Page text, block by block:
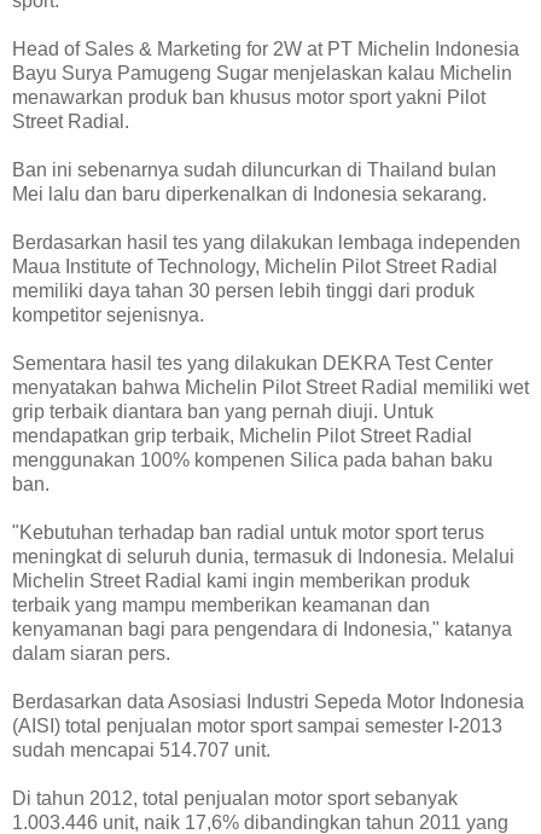
Head of Sales & Marketing for 2W at PT Michelin Indonesia
Bayu Surya Pamugeng Sugar menjelaskan kalau Michelin
menawarkan produk ban khusus motor sport yakni Pilot
Street Radial.
Ban ini sebenarnya sudah diluncurkan di Thailand bulan
Mei lalu dan baru diperkenalkan di Indonesia sekarang.
Berdasarkan hasil tes yang dilakukan lembaga independen
Maua Institute of Technology, Michelin Pilot Street Radial
memiliki daya tahan 30 persen lebih tinggi dari produk
kompetitor sejenisnya.
Sementara hasil tes yang dilakukan DEKRA Test Center
menyatakan bahwa Michelin Pilot Street Radial memiliki wet
grip terbaik diantara ban yang pernah diuji. Untuk
mendapatkan grip terbaik, Michelin Pilot Street Radial
menggunakan 100% kompenen Silica pada bahan baku
ban.
"Kebutuhan terhadap ban radial untuk motor sport terus
meningkat di seluruh dunia, termasuk di Indonesia. Melalui
Michelin Street Radial kami ingin memberikan produk
terbaik yang mampu memberikan keamanan dan
kenyamanan bagi para pengendara di Indonesia," katanya
dalam siaran pers.
Berdasarkan data Asosiasi Industri Sepeda Motor Indonesia
(AISI) total penjualan motor sport sampai semester I-2013
sudah mencapai 514.707 unit.
Di tahun 2012, total penjualan motor sport sebanyak
1.003.446 unit, naik 17,6% dibandingkan tahun 2011 yang